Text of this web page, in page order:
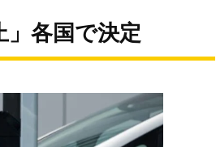
」各国で決定